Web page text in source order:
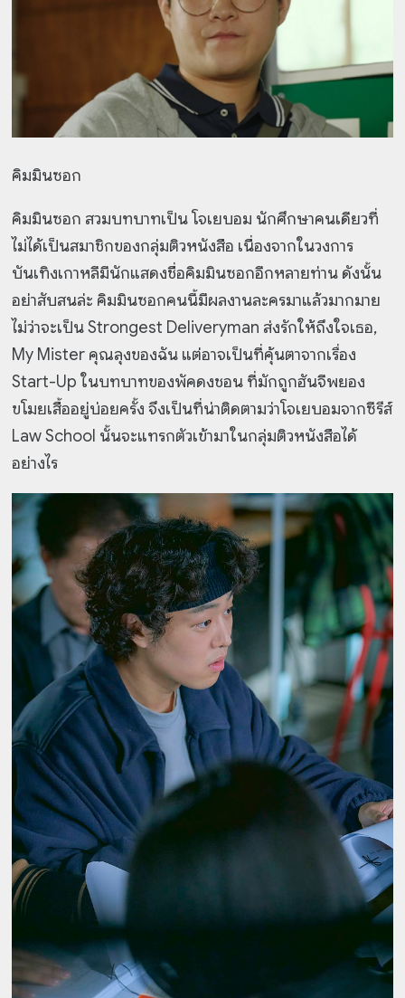
คิมมินซอก
คิมมินซอก สวมบทบาทเป็น โจเยบอม นักศึกษาคนเดียวที่
ไม่ได้เป็นสมาชิกของกลุ่มติวหนังสือ เนื่องจากในวงการ
บันเทิงเกาหลีมีนักแสดงชื่อคิมมินซอกอีกหลายท่าน ดังนั้น
อย่าสับสนล่ะ คิมมินซอกคนนี้มีผลงานละครมาแล้วมากมาย
ไม่ว่าจะเป็น Strongest Deliveryman ส่งรักให้ถึงใจเธอ,
My Mister คุณลุงของฉัน แต่อาจเป็นที่คุ้นตาจากเรื่อง
Start-Up ในบทบาทของพัคดงชอน ที่มักถูกฮันจีพยอง
ขโมยเสื้ออยู่บ่อยครั้ง จึงเป็นที่น่าติดตามว่าโจเยบอมจากซีรีส์
Law School นั้นจะแทรกตัวเข้ามาในกลุ่มติวหนังสือได้
อย่างไร